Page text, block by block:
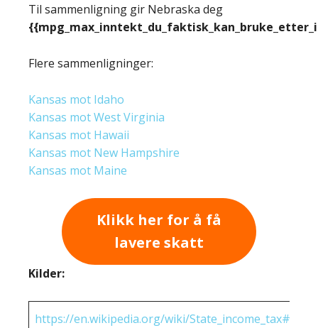
Til sammenligning gir Nebraska deg
Flere sammenligninger:
Kansas mot Idaho
Kansas mot West Virginia
Kansas mot Hawaii
Kansas mot New Hampshire
Kansas mot Maine
Klikk her for å få
lavere skatt
Kilder:
https://en.wikipedia.org/wiki/